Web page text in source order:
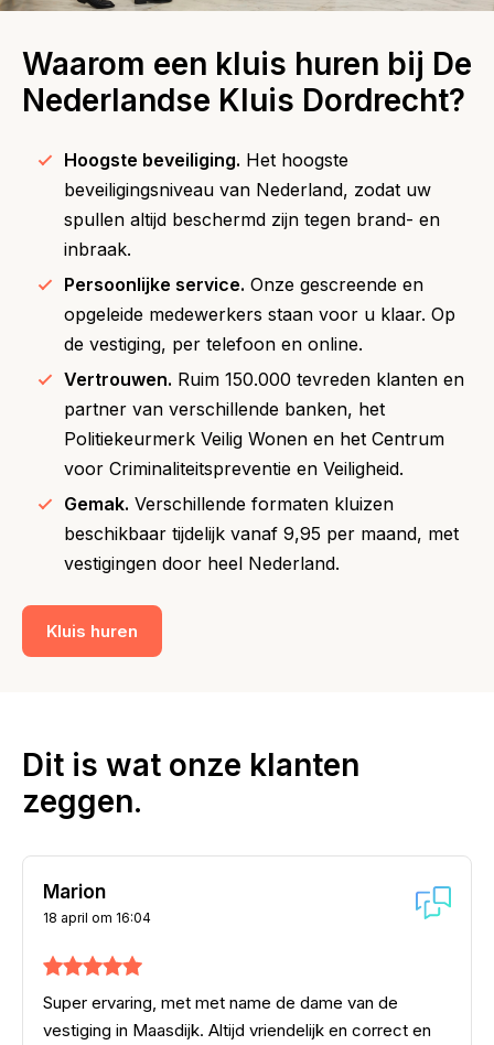
Waarom een kluis huren bij De
Nederlandse Kluis Dordrecht?
Hoogste beveiliging. Het hoogste
beveiligingsniveau van Nederland, zodat uw
spullen altijd beschermd zijn tegen brand- en
inbraak.
Persoonlijke service. Onze gescreende en
opgeleide medewerkers staan voor u klaar. Op
de vestiging, per telefoon en online.
Vertrouwen. Ruim 150.000 tevreden klanten en
partner van verschillende banken, het
Politiekeurmerk Veilig Wonen en het Centrum
voor Criminaliteitspreventie en Veiligheid.
Gemak. Verschillende formaten kluizen
beschikbaar tijdelijk vanaf 9,95 per maand, met
vestigingen door heel Nederland.
Kluis huren
Dit is wat onze klanten
zeggen.
Marion
18 april om 16:04
Super ervaring, met met name de dame van de
vestiging in Maasdijk. Altijd vriendelijk en correct en